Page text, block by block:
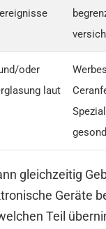
oder
laut
gleichzeitig
Geräte
Teil